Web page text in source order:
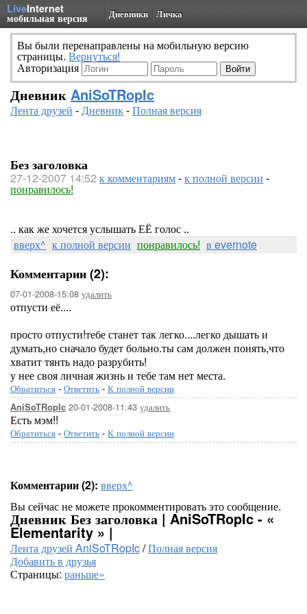
LiveInternet
мобильная версия Дневники Личка
Вы были перенаправлены на мобильную версию
страницы. Вернуться!
Авторизация
Дневник AniSoTRopIc
Лента друзей -Дневник-Полная версия
Без заголовка
27-12-2007 14:52 к комментариям-к полной версии -
понравилось!
.. как же хочется услышать ЕЁ голос ..
вверх^ к полной версии понравилось! в evernote
Комментарии (2):
07-01-2008-15:08 удалить
отпусти её....
просто отпусти!тебе станет так легко....легко дышать и
думать,но сначало будет больно.ты сам должен понять,что
хватит тянть надо разрубить!
у нее своя личная жизнь и тебе там нет места.
Обратиться - Ответить - К полной версии
AniSoTRopIc 20-01-2008-11:43 удалить
Есть мэм!!
Обратиться - Ответить - К полной версии
Комментарии (2): вверх^
Вы сейчас не можете прокомментировать это сообщение.
Дневник Без заголовка | AniSoTRopIc - «
Elementarity » |
Лента друзей AniSoTRopIc/Полная версия
Добавить в друзья
Страницы: раньше»